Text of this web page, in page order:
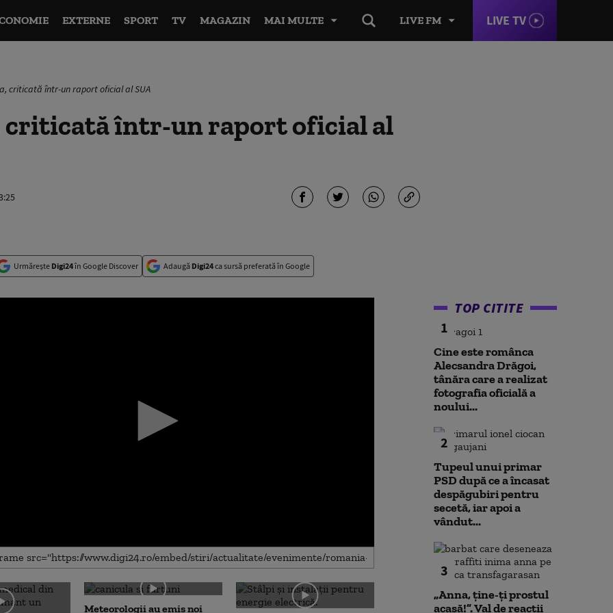
LIVE FM LIVE TV
EXTERNE SPORT TV MAGAZIN MAI MULTE
criticată într-un raport oficial al SUA
criticată într-un raport oficial al
Urmărește Digi24în Google Discover Adaugă Digi24ca sursă preferată în Google
Meteorologii au emis noi
Noi verificări pe aeroportul
Societatea de
TOP CITITE
1
Cine este românca
Alecsandra Drăgoi,
tânăra care a realizat
fotografia oficială a
noului...
2
Tupeul unui primar
PSD după ce a încasat
despăgubiri pentru
secetă, iar apoi a
vândut...
3
„Anna, ţine-ţi prostul
acasă!”. Val de reacții